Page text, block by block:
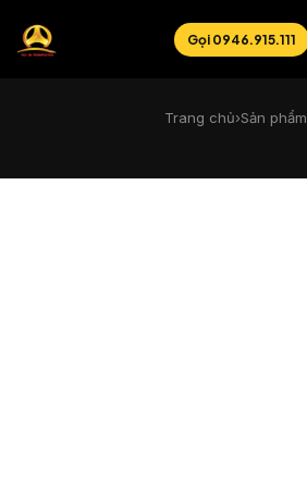
Gọi 0946.915.111
Trang chủ›Sản phẩm